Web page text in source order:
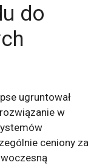
do
ugruntował
w
ceniony za